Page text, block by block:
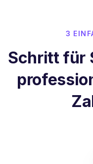
3
Schritt für